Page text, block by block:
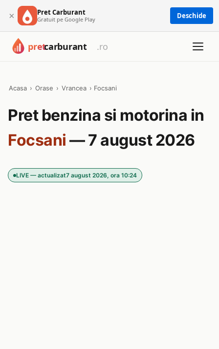
× Pret Carburant
Gratuit pe Google Play Deschide
Acasa › Orase › Vrancea › Focsani
Pret benzina si motorina in
Focsani — 7 august 2026
LIVE — actualizat7 august 2026, ora 10:24